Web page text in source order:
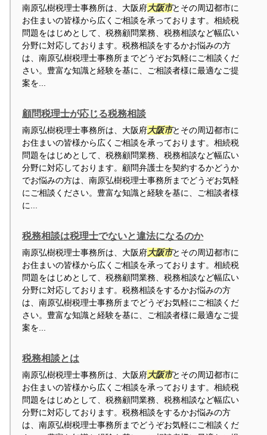
南原弘樹税理士事務所は、大阪府大阪市とその周辺都市に
お住まいの皆様から広くご相談を承っております。相続税
問題をはじめとして、税務顧問業務、税務相談など幅広い
分野に対応しております。税務相談をするかお悩みの方
は、南原弘樹税理士事務所までどうぞお気軽にご相談くだ
さい。豊富な知識と経験を基に、ご相談者様に最適なご提
案を...
顧問税理士が応じる税務相談
南原弘樹税理士事務所は、大阪府大阪市とその周辺都市に
お住まいの皆様から広くご相談を承っております。相続税
問題をはじめとして、税務顧問業務、税務相談など幅広い
分野に対応しております。顧問弁護士を契約するかどうか
でお悩みの方は、南原弘樹税理士事務所までどうぞお気軽
にご相談ください。豊富な知識と経験を基に、ご相談者様
に...
税務相談は税理士でないと違法になるのか
南原弘樹税理士事務所は、大阪府大阪市とその周辺都市に
お住まいの皆様から広くご相談を承っております。相続税
問題をはじめとして、税務顧問業務、税務相談など幅広い
分野に対応しております。税務相談をするかお悩みの方
は、南原弘樹税理士事務所までどうぞお気軽にご相談くだ
さい。豊富な知識と経験を基に、ご相談者様に最適なご提
案を...
税務相談とは
南原弘樹税理士事務所は、大阪府大阪市とその周辺都市に
お住まいの皆様から広くご相談を承っております。相続税
問題をはじめとして、税務顧問業務、税務相談など幅広い
分野に対応しております。税務相談をするかお悩みの方
は、南原弘樹税理士事務所までどうぞお気軽にご相談くだ